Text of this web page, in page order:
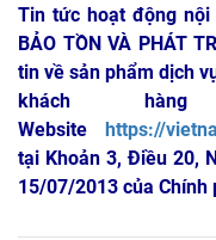
Tin tức hoạt động nội
BẢO TỒN VÀ PHÁT
tin về sản phẩm dịch
khách
Website
https://
tại Khoản 3, Điều 20,
15/07/2013 của Chính